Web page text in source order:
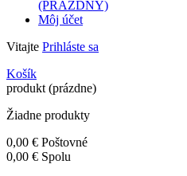
(PRÁZDNY)
Môj účet
Vitajte Prihláste sa
Košík
produkt (prázdne)
Žiadne produkty
0,00 € Poštovné
0,00 € Spolu